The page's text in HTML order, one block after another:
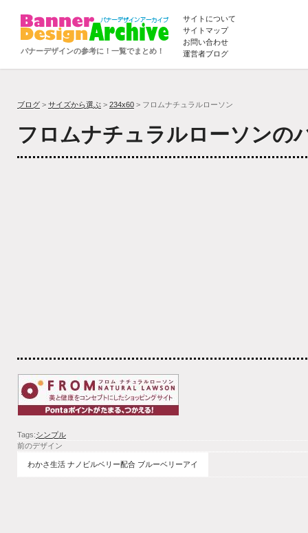
バナーデザインの参考に！一覧でまとめ！
サイトについて
サイトマップ
お問い合わせ
運営者ブログ
ブログ > サイズから選ぶ > 234x60 > フロムナチュラルローソン
フロムナチュラルローソンの
Tags:シンプル
前のデザイン
わかさ生活 ナノビルベリー配合 ブルーベリーアイ